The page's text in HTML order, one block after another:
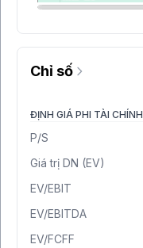
Chỉ số
ĐỊNH GIÁ PHI TÀI CHÍNH
P/S
Giá trị DN (EV)
EV/EBIT
EV/EBITDA
EV/FCFF